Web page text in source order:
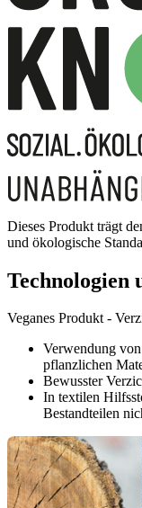
Dieses Produkt trägt
und ökologische
Technologien
Veganes Produkt -
Verwendung
pflanzlichen
Bewusster
In textilen
Bestandteilen